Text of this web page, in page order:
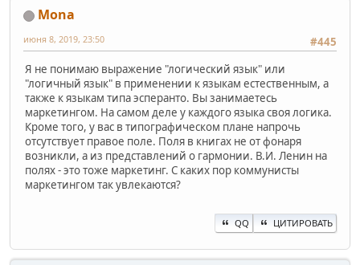
Mona
#445
июня 8, 2019, 23:50
Я не понимаю выражение "логический язык" или
"логичный язык" в применении к языкам естественным, а
также к языкам типа эсперанто. Вы занимаетесь
маркетингом. На самом деле у каждого языка своя логика.
Кроме того, у вас в типографическом плане напрочь
отсутствует правое поле. Поля в книгах не от фонаря
возникли, а из представлений о гармонии. В.И. Ленин на
полях - это тоже маркетинг. С каких пор коммунисты
маркетингом так увлекаются?
QQ ЦИТИРОВАТЬ